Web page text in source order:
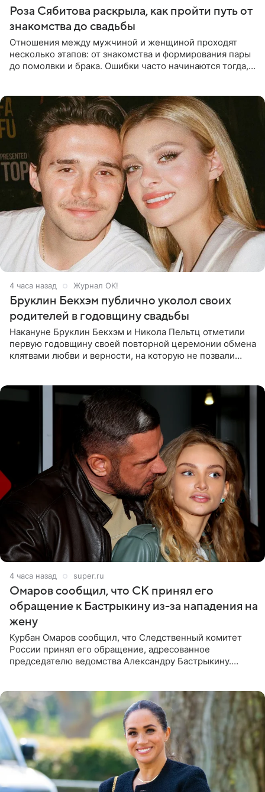
Роза Сябитова раскрыла, как пройти путь от
знакомства до свадьбы
Отношения между мужчиной и женщиной проходят
несколько этапов: от знакомства и формирования пары
до помолвки и брака. Ошибки часто начинаются тогда,
4 часа назад Журнал OK!
Бруклин Бекхэм публично уколол своих
родителей в годовщину свадьбы
Накануне Бруклин Бекхэм и Никола Пельтц отметили
первую годовщину своей повторной церемонии обмена
клятвами любви и верности, на которую не позвали
4 часа назад super.ru
Омаров сообщил, что СК принял его
обращение к Бастрыкину из-за нападения на
жену
Курбан Омаров сообщил, что Следственный комитет
России принял его обращение, адресованное
председателю ведомства Александру Бастрыкину.